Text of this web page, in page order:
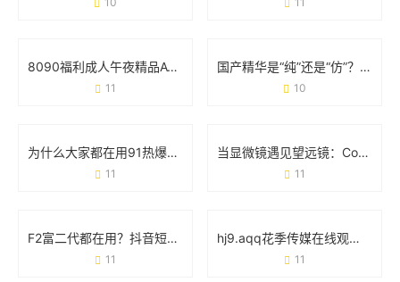
8090福利成人午夜精品AV：深夜内容消费背后的用户需求与行业观察
11
国产精华是“纯”还是“仿”？69个真实用户这样说
10
为什么大家都在用91热爆app官网版？这些功能你可能还不知道
11
当显微镜遇见望远镜：Cosmos里藏着多少你不知道的事
11
F2富二代都在用？抖音短视频官方破解版到底是个啥？
11
hj9.aqq花季传媒在线观看：年轻人的娱乐新选择
11